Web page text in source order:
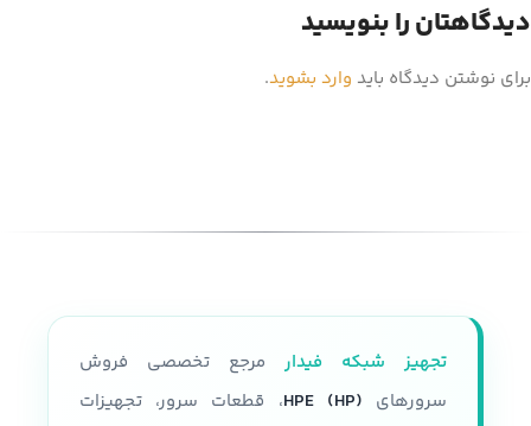
دیدگاهتان را بنویسید
برای نوشتن دیدگاه باید وارد بشوید.
تجهیز شبکه فیدار مرجع تخصصی فروش
سرورهای HPE (HP)، قطعات سرور، تجهیزات